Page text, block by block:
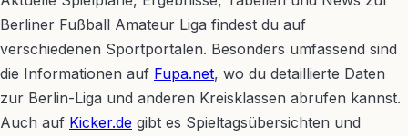
Berliner Fußball Amateur Liga findest du auf
verschiedenen Sportportalen. Besonders umfassend sind
die Informationen auf Fupa.net, wo du detaillierte Daten
zur Berlin-Liga und anderen Kreisklassen abrufen kannst.
Auch auf Kicker.de gibt es Spieltagsübersichten und